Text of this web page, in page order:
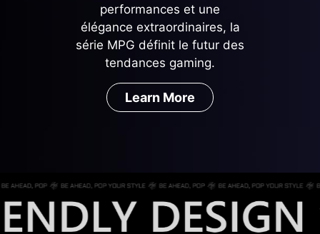
performances et une
élégance extraordinaires, la
série MPG définit le futur des
tendances gaming.
Learn More